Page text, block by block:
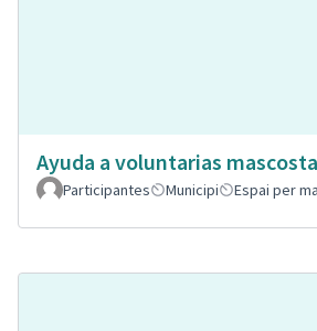
Ayuda a voluntarias
Participantes
Municipi Espai per